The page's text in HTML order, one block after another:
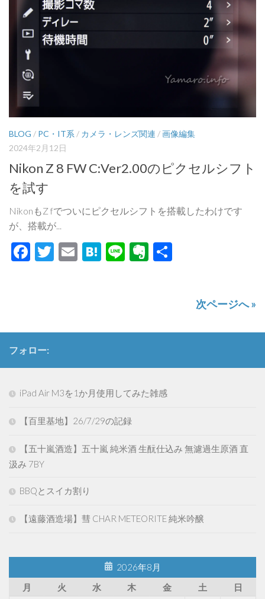
BLOG / PC・IT系 / カメラ・レンズ関連 /画像編集
2024年2月12日
Nikon Z 8 FW C:Ver2.00のピクセルシフト
を試す
NikonもZ fでついにピクセルシフトを搭載したわけです
が、搭載が...
Facebook
Twitter
EmailHatena
LineEvernote
次ページへ »
フォロー:
iPad Air M3を1か月使用してみた雑感
【百里基地】26/7/29の記録
【五十嵐酒造】五十嵐 純米酒 生酛仕込み 無濾過生原酒 直
汲み 7BY
BBQとスイカ割り
【遠藤酒造場】彗 CHAR METEORITE 純米吟醸
2026年8月
月
火 水 木 金 土
日